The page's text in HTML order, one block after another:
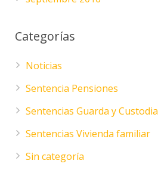
Categorías
Noticias
Sentencia Pensiones
Sentencias Guarda y Custodia
Sentencias Vivienda familiar
Sin categoría